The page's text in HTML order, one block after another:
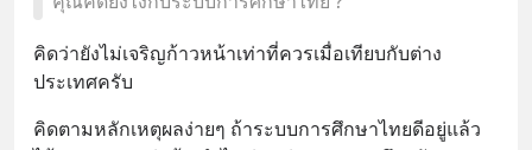
คิดว่ายังไม่เจริญก้าวหน้าเท่าที่ควรเมื่อเทียบกับต่าง
ประเทศครับ
คิดตามหลักเหตุผลง่ายๆ ถ้าระบบการศึกษาไทยดีอยู่แล้ว